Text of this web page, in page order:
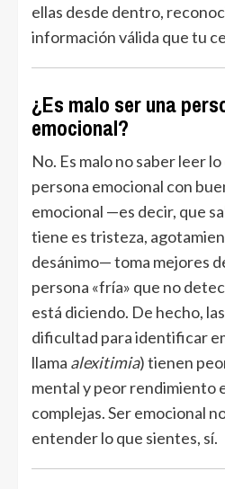
ellas desde dentro,
información válida que tu
¿Es malo ser una
emocional?
No. Es malo no saber leer
persona emocional con
emocional —es decir, que
tiene es tristeza,
desánimo— toma mejores
persona «fría» que no
está diciendo. De hecho,
dificultad para identificar
llama alexitimia) tienen
mental y peor rendimiento
complejas. Ser emocional
entender lo que sientes, sí.